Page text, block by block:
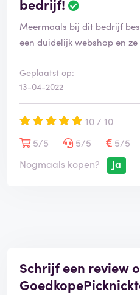
bedrijf!
Meermaals bij dit bedrijf
een duidelijk webshop en
Geplaatst op:
13-04-2022
10 / 10
5/5
5/5 5/5
Nogmaals kopen?
Ja
Schrijf een review